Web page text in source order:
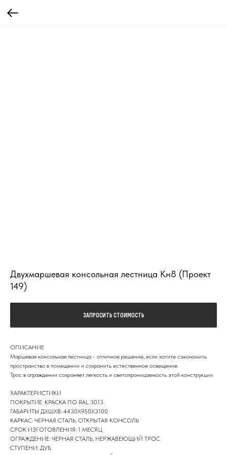
Двухмаршевая консольная лестница Кн8 (Проект
149)
ЗАПРОСИТЬ СТОИМОСТЬ
ОПИСАНИЕ
Маршевая консольная лестница - отличное решение, если хотите сэкономить
пространство в помещении и сохранить естественное освещение.
Трос в ограждении сохраняет легкость и светопроницаемость этой конструкции.
ХАРАКТЕРИСТИКИ
ПОКРЫТИЕ: КРАСКА ПО RAL 3013
ГАБАРИТЫ ДХШХВ: 4430Х950Х3100
КАРКАС: ЧЕРНАЯ СТАЛЬ, ОТКРЫТАЯ КОНСОЛЬ
СРОК ИЗГОТОВЛЕНИЯ: 1 МЕСЯЦ
ОГРАЖДЕНИЕ: ЧЕРНАЯ СТАЛЬ, НЕРЖАВЕЮЩИЙ ТРОС
СТУПЕНИ: ДУБ